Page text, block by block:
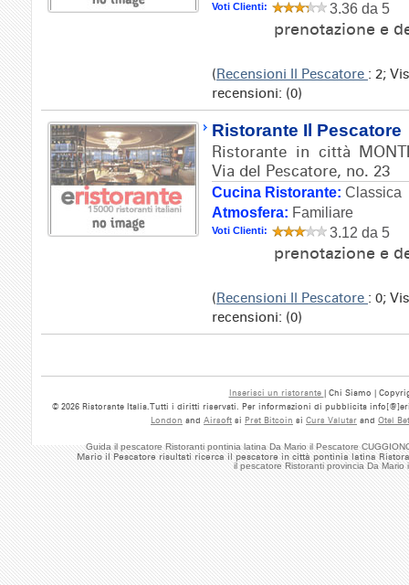
Guida il pescatore Ristoranti pontinia latina Da Mario il Pescatore
Mario il Pescatore risultati ricerca il pescatore in città pontinia latina
il pescatore Ristoranti provincia Da
Voti Clienti: 3.36 da 5
prenotazione e
(Recensioni Il Pescatore : 2;
recensioni: (0)
Ristorante Il Pescatore
Ristorante in città
Via del Pescatore, no. 23
Cucina Ristorante: Classica
Atmosfera: Familiare
Voti Clienti: 3.12 da 5
prenotazione e
(Recensioni Il Pescatore : 0;
recensioni: (0)
Inserisci un ristorante | Chi Siamo |
© 2026 Ristorante Italia.Tutti i diritti riservati. Per informazioni di pubblicita
London and Airsoft si Pret Bitcoin si Curs Valutar and Otel